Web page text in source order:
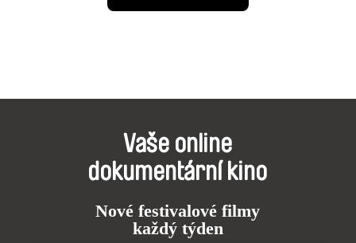
Vaše online
dokumentární kino
Nové festivalové filmy
každý týden